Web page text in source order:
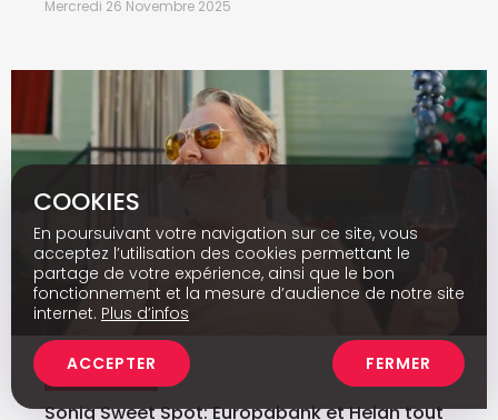
Mercredi 26 Novembre 2025
ADVERTORIAL
Soniq Sweet Spot: Europabank et Helan tout
COOKIES
En poursuivant votre navigation sur ce site, vous
acceptez l’utilisation des cookies permettant le
partage de votre expérience, ainsi que le bon
fonctionnement et la mesure d’audience de notre site
internet. Plus d’infos
ACCEPTER FERMER